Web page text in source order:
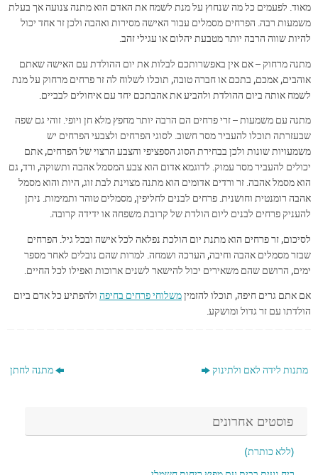
מאוד. לפעמים כל מה שנחוץ על מנת לשמח את האדם הוא מתנה צנועה אך בעלת
משמעות רבה. הפרחים מסמלים עבור האישה מסירות ואהבה ולכן זר אחד יכול
להיות שווה הרבה יותר מטבעת יהלום או עגילי זהב.
מתנה מרחוק – אם אין באפשרותכם לבלות את יום ההולדת עם האישה שאתם
אוהבים, אמכם, בתכם או חברה טובה, תוכלו לשלוח לה זר פרחים מרחוק על מנת
לשמח אותה ביום ההולדת ולהביע את אהבתכם יחד עם איחולים לבביים.
מתנה עם משמעות – זרי פרחים הם הרבה יותר מחפץ מלא חן ויופי. זוהי גם שפה
שבעזרתה תוכלו להעביר מסר חשוב. לסוגי הפרחים ולצבעי הפרחים יש
משמעויות שונות ולכן בבחירת הסוג הספציפי והצבע הרצוי של הפרחים, אתם
יכולים להעביר מסר עמוק. לדוגמא אדום הוא צבע המסמל אהבה ותשוקה, ורד, גם
הוא מסמל אהבה. זר ורדים אדומים הוא מתנה מצוינת לבת זוג, היות והוא מסמל
אהבה רומנטית וחושנית. פרחים לבנים לחליפין, מסמלים טוהר ותמימות. ניתן
להעניק פרחים לבנים ליום הולדת של קרובת משפחה או ידידה קרובה.
לסיכום, זר פרחים הוא מתנת יום הולכת נפלאה לכל אישה ובכל גיל. הפרחים
שבזר מסמלים אהבה וחיבה, הערכה ושמחה. למרות שהם נובלים לאחר מספר
ימים, הרושם שהם משאירים יכול להישאר לשנים ארוכות ואפילו לכל החיים.
אם אתם גרים חיפה, תוכלו להזמיןמשלוחי פרחים בחיפה ולהפתיע כל אדם ביום
הולדתו עם זר גדול ומושקע.
מתנה לחתן מתנות לידה לאם ולתינוק
פוסטים אחרונים
(ללא כותרת)